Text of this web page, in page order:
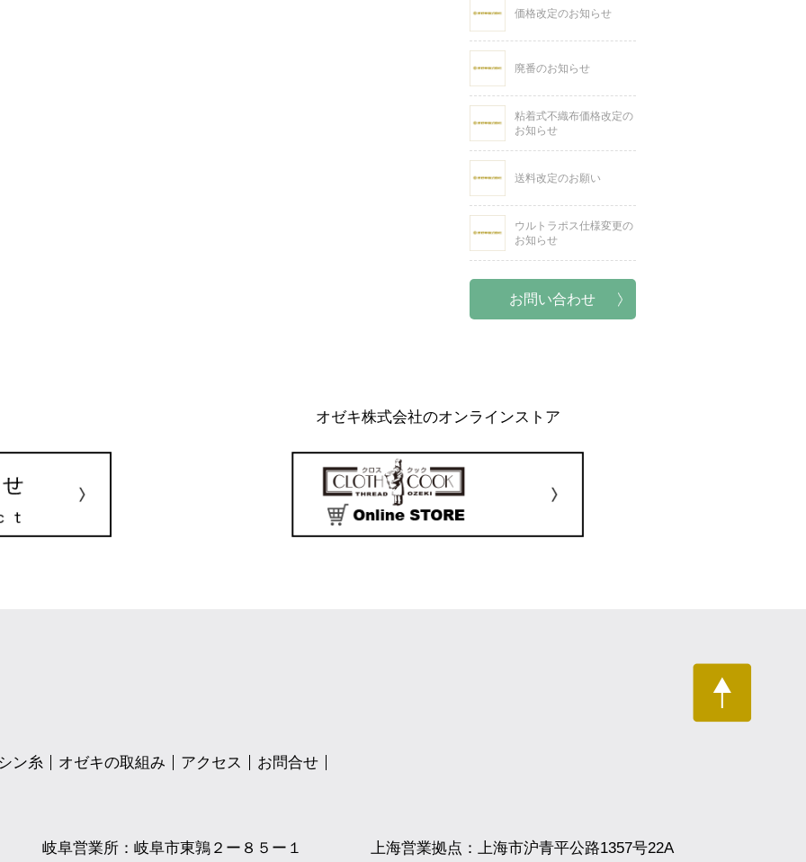
価格改定のお知らせ
廃番のお知らせ
粘着式不織布価格改定の
お知らせ
送料改定のお願い
ウルトラポス仕様変更の
お知らせ
お問い合わせ
オゼキ株式会社のオンラインストア
ン糸 オゼキの取組み アクセス お問合せ
岐阜営業所：岐阜市東鶉２ー８５ー１ 上海営業拠点：上海市沪青平公路1357号22A